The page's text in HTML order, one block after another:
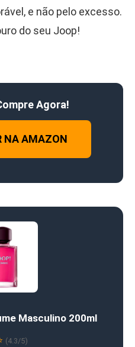
e não pelo excesso.
do seu Joop!
Agora!
NA AMAZON
Masculino 200ml
(4.3/5)